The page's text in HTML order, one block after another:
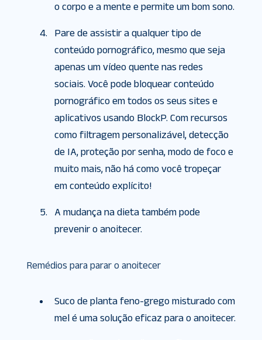
o corpo e a mente e permite um bom sono.
Pare de assistir a qualquer tipo de
conteúdo pornográfico, mesmo que seja
apenas um vídeo quente nas redes
sociais. Você pode bloquear conteúdo
pornográfico em todos os seus sites e
aplicativos usando BlockP. Com recursos
como filtragem personalizável, detecção
de IA, proteção por senha, modo de foco e
muito mais, não há como você tropeçar
em conteúdo explícito!
A mudança na dieta também pode
prevenir o anoitecer.
Remédios para parar o anoitecer
Suco de planta feno-grego misturado com
mel é uma solução eficaz para o anoitecer.